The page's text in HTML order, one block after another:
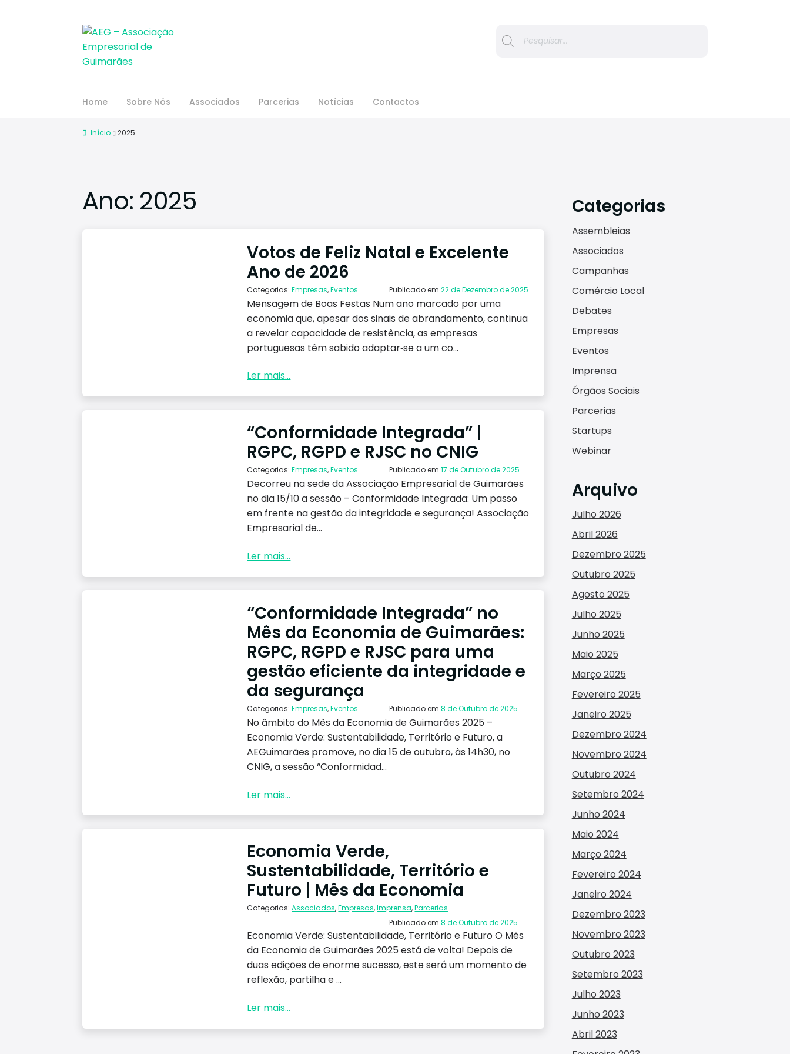
Home Sobre Nós Associados Parcerias Notícias Contactos
Início 2025
Ano: 2025
Votos de Feliz Natal e Excelente
Ano de 2026
Categorias:Empresas,Eventos Publicado em22 de Dezembro de 2025
Mensagem de Boas Festas Num ano marcado por uma
economia que, apesar dos sinais de abrandamento, continua
a revelar capacidade de resistência, as empresas
portuguesas têm sabido adaptar‑se a um co...
Ler mais...
“Conformidade Integrada” |
RGPC, RGPD e RJSC no CNIG
Categorias:Empresas,Eventos Publicado em17 de Outubro de 2025
Decorreu na sede da Associação Empresarial de Guimarães
no dia 15/10 a sessão – Conformidade Integrada: Um passo
em frente na gestão da integridade e segurança! Associação
Empresarial de...
Ler mais...
“Conformidade Integrada” no
Mês da Economia de Guimarães:
RGPC, RGPD e RJSC para uma
gestão eficiente da integridade e
da segurança
Categorias:Empresas,Eventos Publicado em8 de Outubro de 2025
No âmbito do Mês da Economia de Guimarães 2025 –
Economia Verde: Sustentabilidade, Território e Futuro, a
AEGuimarães promove, no dia 15 de outubro, às 14h30, no
CNIG, a sessão “Conformidad...
Ler mais...
Economia Verde,
Sustentabilidade, Território e
Futuro | Mês da Economia
Categorias:Associados,Empresas,Imprensa,Parcerias
Publicado em8 de Outubro de 2025
Economia Verde: Sustentabilidade, Território e Futuro O Mês
da Economia de Guimarães 2025 está de volta! Depois de
duas edições de enorme sucesso, este será um momento de
reflexão, partilha e ...
Ler mais...
Categorias
Assembleias
Associados
Campanhas
Comércio Local
Debates
Empresas
Eventos
Imprensa
Órgãos Sociais
Parcerias
Startups
Webinar
Arquivo
Julho 2026
Abril 2026
Dezembro 2025
Outubro 2025
Agosto 2025
Julho 2025
Junho 2025
Maio 2025
Março 2025
Fevereiro 2025
Janeiro 2025
Dezembro 2024
Novembro 2024
Outubro 2024
Setembro 2024
Junho 2024
Maio 2024
Março 2024
Fevereiro 2024
Janeiro 2024
Dezembro 2023
Novembro 2023
Outubro 2023
Setembro 2023
Julho 2023
Junho 2023
Abril 2023